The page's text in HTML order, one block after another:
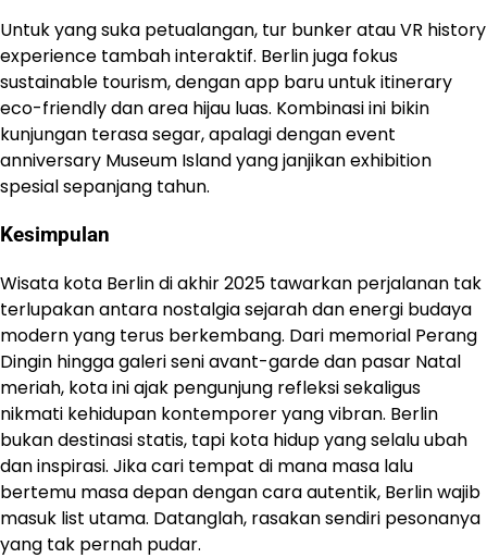
Untuk yang suka petualangan, tur bunker atau VR history
experience tambah interaktif. Berlin juga fokus
sustainable tourism, dengan app baru untuk itinerary
eco-friendly dan area hijau luas. Kombinasi ini bikin
kunjungan terasa segar, apalagi dengan event
anniversary Museum Island yang janjikan exhibition
spesial sepanjang tahun.
Kesimpulan
Wisata kota Berlin di akhir 2025 tawarkan perjalanan tak
terlupakan antara nostalgia sejarah dan energi budaya
modern yang terus berkembang. Dari memorial Perang
Dingin hingga galeri seni avant-garde dan pasar Natal
meriah, kota ini ajak pengunjung refleksi sekaligus
nikmati kehidupan kontemporer yang vibran. Berlin
bukan destinasi statis, tapi kota hidup yang selalu ubah
dan inspirasi. Jika cari tempat di mana masa lalu
bertemu masa depan dengan cara autentik, Berlin wajib
masuk list utama. Datanglah, rasakan sendiri pesonanya
yang tak pernah pudar.